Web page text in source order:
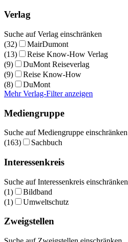
Verlag
Suche auf Verlag einschränken
(32)
MairDumont
(13)
Reise Know-How Verlag
(9)
DuMont Reiseverlag
(9)
Reise Know-How
(8)
DuMont
Mehr Verlag-Filter anzeigen
Mediengruppe
Suche auf Mediengruppe einschränken
(163)
Sachbuch
Interessenkreis
Suche auf Interessenkreis einschränken
(1)
Bildband
(1)
Umweltschutz
Zweigstellen